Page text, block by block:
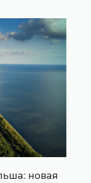
новая